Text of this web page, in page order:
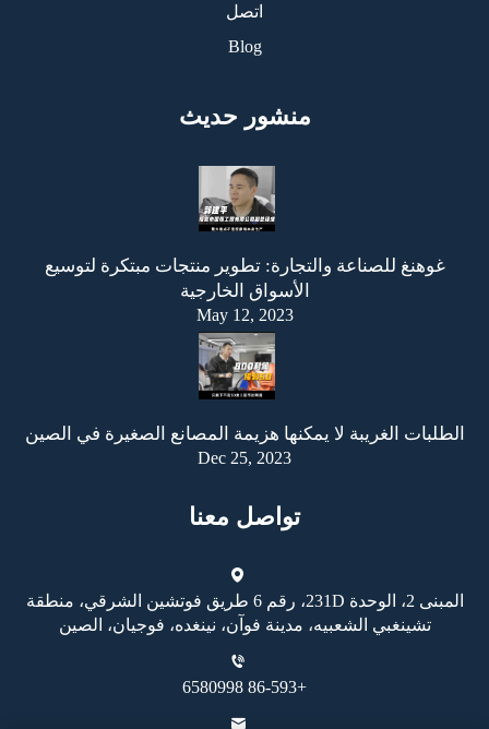
اتصل
Blog
منشور حديث
غوهنغ للصناعة والتجارة: تطوير منتجات مبتكرة لتوسيع
الأسواق الخارجية
May 12, 2023
الطلبات الغريبة لا يمكنها هزيمة المصانع الصغيرة في الصين
Dec 25, 2023
تواصل معنا
المبنى 2، الوحدة 231D، رقم 6 طريق فوتشين الشرقي، منطقة
تشينغبي الشعبيه، مدينة فوآن، نينغده، فوجيان، الصين
+86-593 6580998